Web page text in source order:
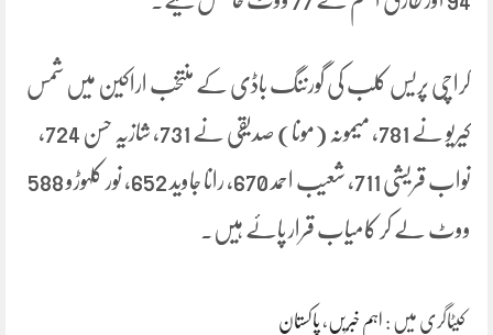
کراچی پریس کلب کی گورننگ باڈی کے منتخب اراکین میں شمس
کیریو نے 781، میمونہ (مونا) صدیقی نے 731، شازیہ حسن 724،
نواب قریشی 711، شعیب احمد 670، رانا جاوید 652، نور کلہوڑو 588
ووٹ لے کر کامیاب قرار پائے ہیں۔
کیٹاگری میں : اہم خبریں ، پاکستان